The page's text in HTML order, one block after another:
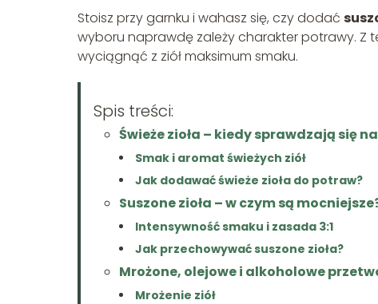
Stoisz przy garnku i wahasz się, czy dodać
wyboru naprawdę zależy charakter potrawy. Z
wyciągnąć z ziół maksimum smaku.
Spis treści:
Świeże zioła – kiedy sprawdzają się
Smak i aromat świeżych ziół
Jak dodawać świeże zioła do potraw?
Suszone zioła – w czym są
Intensywność smaku i zasada 3:1
Jak przechowywać suszone zioła?
Mrożone, olejowe i alkoholowe
Mrożenie ziół